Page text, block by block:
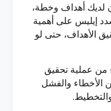
لديك أهداف وخطة،
إيليس على أهمية
الأهداف، حتى لو
من عملية تحقيق
الأخطاء والفشل